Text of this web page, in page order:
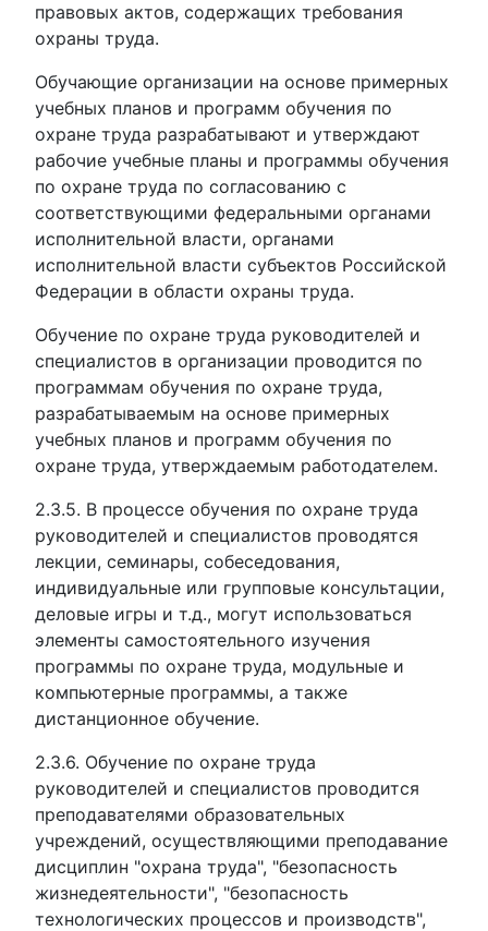
правовых актов, содержащих требования
охраны труда.
Обучающие организации на основе примерных
учебных планов и программ обучения по
охране труда разрабатывают и утверждают
рабочие учебные планы и программы обучения
по охране труда по согласованию с
соответствующими федеральными органами
исполнительной власти, органами
исполнительной власти субъектов Российской
Федерации в области охраны труда.
Обучение по охране труда руководителей и
специалистов в организации проводится по
программам обучения по охране труда,
разрабатываемым на основе примерных
учебных планов и программ обучения по
охране труда, утверждаемым работодателем.
2.3.5. В процессе обучения по охране труда
руководителей и специалистов проводятся
лекции, семинары, собеседования,
индивидуальные или групповые консультации,
деловые игры и т.д., могут использоваться
элементы самостоятельного изучения
программы по охране труда, модульные и
компьютерные программы, а также
дистанционное обучение.
2.3.6. Обучение по охране труда
руководителей и специалистов проводится
преподавателями образовательных
учреждений, осуществляющими преподавание
дисциплин "охрана труда", "безопасность
жизнедеятельности", "безопасность
технологических процессов и производств",